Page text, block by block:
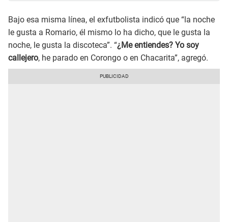
Bajo esa misma línea, el exfutbolista indicó que “la noche
le gusta a Romario, él mismo lo ha dicho, que le gusta la
noche, le gusta la discoteca”. “¿Me entiendes? Yo soy
callejero, he parado en Corongo o en Chacarita”, agregó.